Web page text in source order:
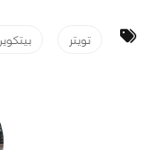
تويتر